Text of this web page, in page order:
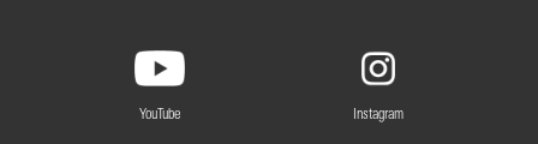
YouTube Instagram